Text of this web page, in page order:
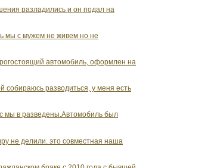
разладились и он подал на
мы с мужем не живем но не
автомобиль, оформлен на
собираюсь разводиться, у меня есть
мы в разведены.Автомобиль был
не делили. это совместная наша